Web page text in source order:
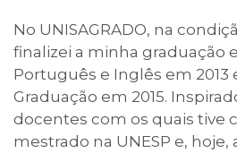
Contatos
Calendário
No UNISAGRADO, na
finalizei a minha graduação
Português e Inglês em 2013
Graduação em 2015.
docentes com os quais tive
mestrado na UNESP e,